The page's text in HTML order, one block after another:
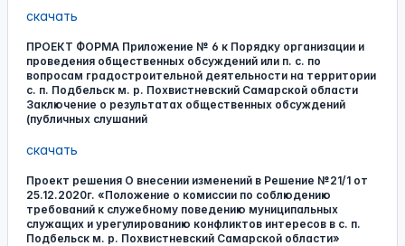
скачать
ПРОЕКТ ФОРМА Приложение № 6 к Порядку организации и
проведения общественных обсуждений или п. с. по
вопросам градостроительной деятельности на территории
с. п. Подбельск м. р. Похвистневский Самарской области
Заключение о результатах общественных обсуждений
(публичных слушаний
скачать
Проект решения О внесении изменений в Решение №21/1 от
25.12.2020г. «Положение о комиссии по соблюдению
требований к служебному поведению муниципальных
служащих и урегулированию конфликтов интересов в с. п.
Подбельск м. р. Похвистневский Самарской области»